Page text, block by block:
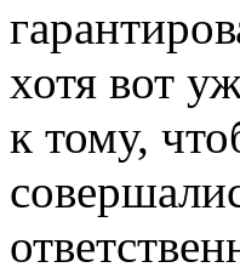
хотя вот
к тому,